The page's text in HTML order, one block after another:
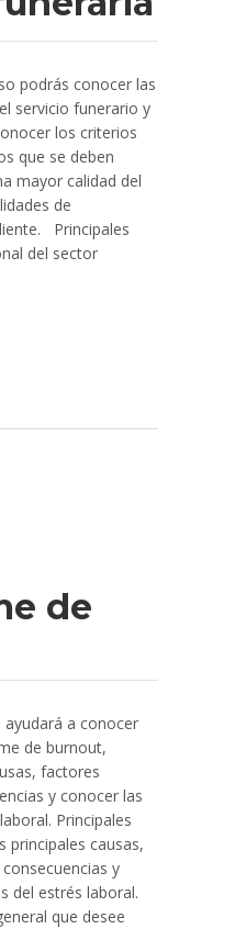
podrás conocer las
servicio funerario y
los criterios
que se deben
mayor calidad del
de
Principales
del sector
de
a conocer
de burnout,
factores
y conocer las
Principales
principales causas,
y
del estrés laboral.
que desee